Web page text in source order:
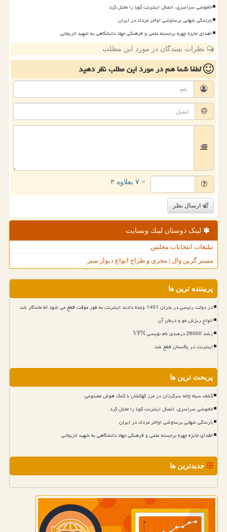
خاموشی سراسری، اتصال اینترنت کوبا را مختل کرد
بارندگی شهابی برساوشی اواخر مرداد در ایران
اهدای جایزه چهره برجسته علمی و فرهنگی جهاد دانشگاهی به شهید لاریجانی
نظرات بینندگان در مورد این مطلب
لطفا شما همدر مورد این مطلبنظر دهید
= ۷ بعلاوه ۳
ارسال نظر
لینک دوستان لینك وبسایت
تبلیغات انتخابات مجلس
مستر گرین وال | مجری و طراح انواع دیوار سبز
پربیننده ترین ها
در دولت رئیسی در بحران 1401 وعده دادند اینترنت به طور موقت قطع می شود اما ماندگار شد
انواع ریزش مو و درمان آن
رشد 26000 درصدی نام نویسی VPN
اینترنت در پاکستان قطع شد
پربحث ترین ها
کشف سیاه چاله سرگردان در مرز کهکشان با کمک هوش مصنوعی
خاموشی سراسری، اتصال اینترنت کوبا را مختل کرد
بارندگی شهابی برساوشی اواخر مرداد در ایران
اهدای جایزه چهره برجسته علمی و فرهنگی جهاد دانشگاهی به شهید لاریجانی
جدیدترین ها